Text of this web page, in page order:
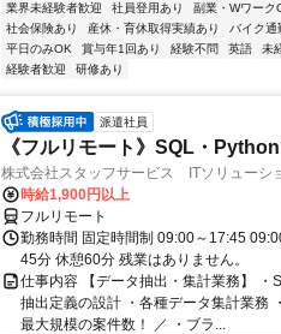
業界未経験者歓迎 社員登用あり 副業・Wワーク
社会保険あり
産休・育休取得実績あり バイク通
平日のみOK
賞与年1回あり 経験不問 英語 未
経験者歓迎
研修あり
派遣社員
《フルリモート》SQL・
株式会社スタッフサービス ITソリューシ
時給1,900円以上
フルリモート
勤務時間 固定時間制 09:00～17:45
45分 休憩60分 残業はありません。
仕事内容 【データ抽出・集計業務】 ・
抽出定義の設計 ・各種データ集計業務
最大規模の案件数！ ／ ・ブラ...